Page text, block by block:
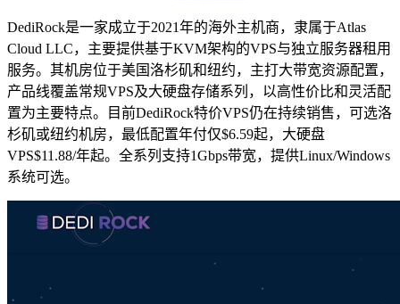
DediRock是一家成立于2021年的海外主机商，隶属于Atlas
Cloud LLC，主要提供基于KVM架构的VPS与独立服务器租用
服务。其机房位于美国洛杉矶和纽约，主打大带宽资源配置，
产品线覆盖常规VPS及大硬盘存储系列，以高性价比和灵活配
置为主要特点。目前DediRock特价VPS仍在持续销售，可选洛
杉矶或纽约机房，最低配置年付仅$6.59起，大硬盘
VPS$11.88/年起。全系列支持1Gbps带宽，提供Linux/Windows
系统可选。